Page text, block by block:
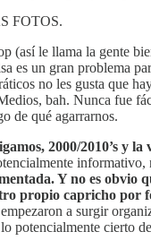
FOTOS.
(así le llama la gente
es un gran problema
no les gusta que
bah. Nunca fue
de qué agarrarnos.
2000/2010’s y
Y no es obvio
propio capricho por
a surgir
potencialmente cierto